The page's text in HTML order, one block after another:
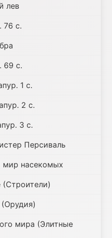
лев
с.
69 с.
1 с.
2 с.
3 с.
Персиваль
мир насекомых
мира (Элитные